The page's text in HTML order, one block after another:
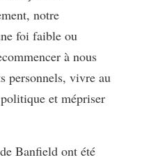
notre
foi faible ou
à nous
personnels, vivre au
et mépriser
Banfield ont été